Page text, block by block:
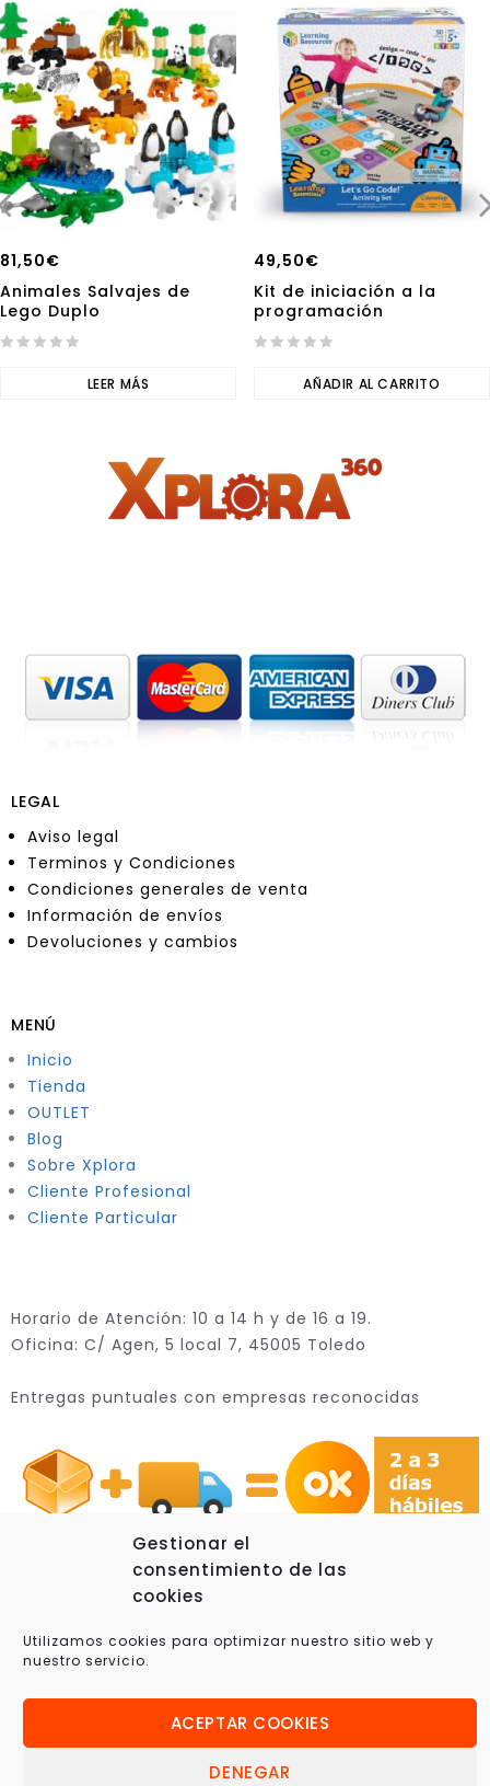
Gestionar el
consentimiento de las
cookies
Utilizamos cookies para optimizar nuestro sitio web y
nuestro servicio.
ACEPTAR COOKIES
DENEGAR
81,50€
Animales Salvajes de
Lego Duplo
LEER MÁS
49,50€
Kit de iniciación a la
programación
AÑADIR AL CARRITO
LEGAL
Aviso legal
Terminos y Condiciones
Condiciones generales de venta
Información de envíos
Devoluciones y cambios
MENÚ
Inicio
Tienda
OUTLET
Blog
Sobre Xplora
Cliente Profesional
Cliente Particular
Horario de Atención: 10 a 14 h y de 16 a 19.
Oficina: C/ Agen, 5 local 7, 45005 Toledo
Entregas puntuales con empresas reconocidas
© 2025 Xplora360 – Robótica Educativa, Ciencia y